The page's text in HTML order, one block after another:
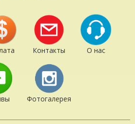
Контакты О нас
Фотогалерея